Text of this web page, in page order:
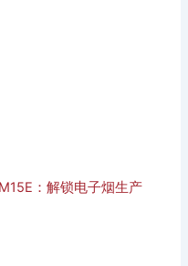
：解锁电子烟生产